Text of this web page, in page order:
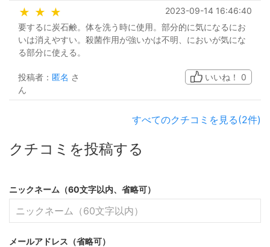
★ ★ ★
2023-09-14 16:46:40
要するに炭石鹸。体を洗う時に使用。部分的に気になるにお
いは消えやすい。殺菌作用が強いかは不明、においが気にな
る部分に使える。
投稿者： 匿名 さ
ん
いいね！ 0
すべてのクチコミを見る(2件)
クチコミを投稿する
ニックネーム（60文字以内、省略可）
メールアドレス（省略可）